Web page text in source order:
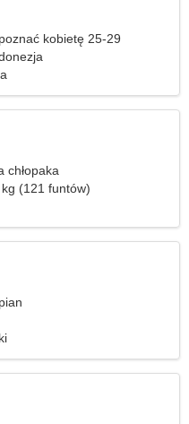
kobietę 25-29
chłopaka
(121 funtów)